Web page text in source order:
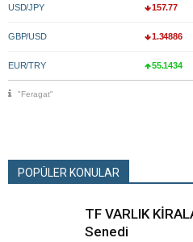
USD/JPY 157.77
GBP/USD 1.34886
EUR/TRY 55.1434
"Feragat"
POPÜLER KONULAR
TF VARLIK
Senedi